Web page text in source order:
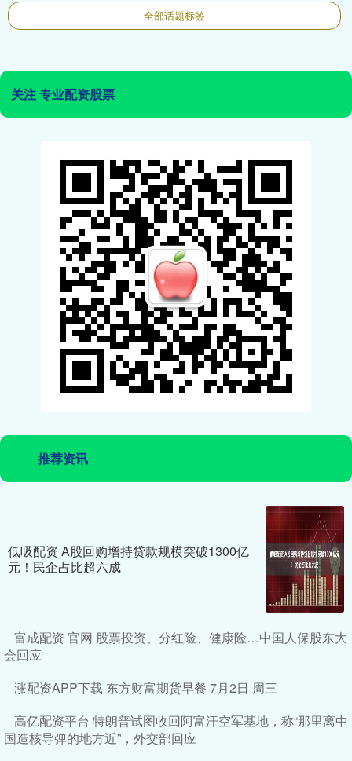
全部话题标签
关注 专业配资股票
推荐资讯
低吸配资 A股回购增持贷款规模突破1300亿
元！民企占比超六成
富成配资 官网 股票投资、分红险、健康险…中国人保股东大
会回应
涨配资APP下载 东方财富期货早餐 7月2日 周三
高亿配资平台 特朗普试图收回阿富汗空军基地，称“那里离中
国造核导弹的地方近”，外交部回应